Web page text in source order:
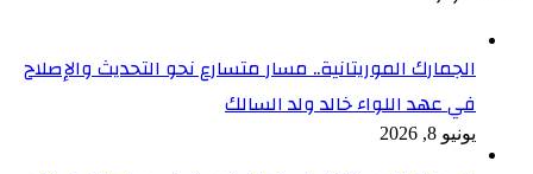
الجمارك الموريتانية.. مسار متسارع نحو التحديث والإصلاح
في عهد اللواء خالد ولد السالك
يونيو 8, 2026